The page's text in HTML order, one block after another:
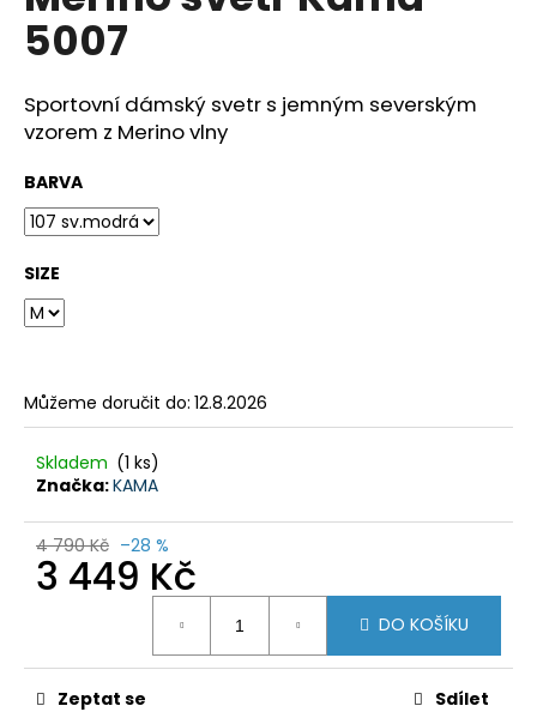
0,0
z
hvězdiček.
5007
Sportovní dámský svetr s jemným severským
vzorem z Merino vlny
BARVA
SIZE
Můžeme doručit do: 12.8.2026
Skladem (1 ks)
Značka:KAMA
4 790 Kč –28 %
3 449 Kč
DO KOŠÍKU
Zeptat se Sdílet
a
j
í
t
o
p
o
u
č
u
e